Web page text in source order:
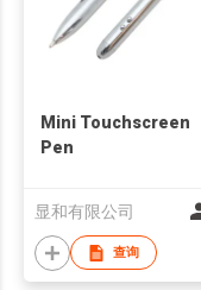
Mini Touchscreen
Pen
显和有限公司
查询